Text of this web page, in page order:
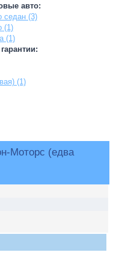
авто:
седан (3)
(1)
(1)
(1)
Моторс (едва